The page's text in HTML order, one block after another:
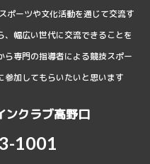
ポーツや文化活動を通じて交流す
幅広い世代に交流できることを
ら専門の指導者による競技スポー
参加してもらいたいと思います
ンクラブ高野口
1001